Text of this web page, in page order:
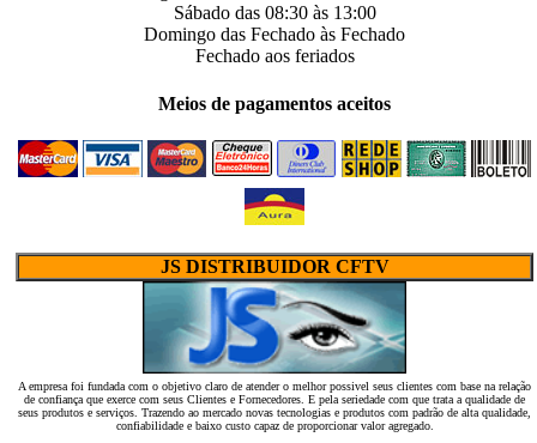
Sábado das 08:30às 13:00
Domingo das Fechado às Fechado
Fechadoaos feriados
Meios de pagamentos aceitos
JS DISTRIBUIDOR CFTV
A empresa foi fundada com o objetivo claro de atender o melhor possivel seus clientes com base na relação
de confiança que exerce com seus Clientes e Fornecedores. E pela seriedade com que trata a qualidade de
seus produtos e serviços. Trazendo ao mercado novas tecnologias e produtos com padrão de alta qualidade,
confiabilidade e baixo custo capaz de proporcionar valor agregado.